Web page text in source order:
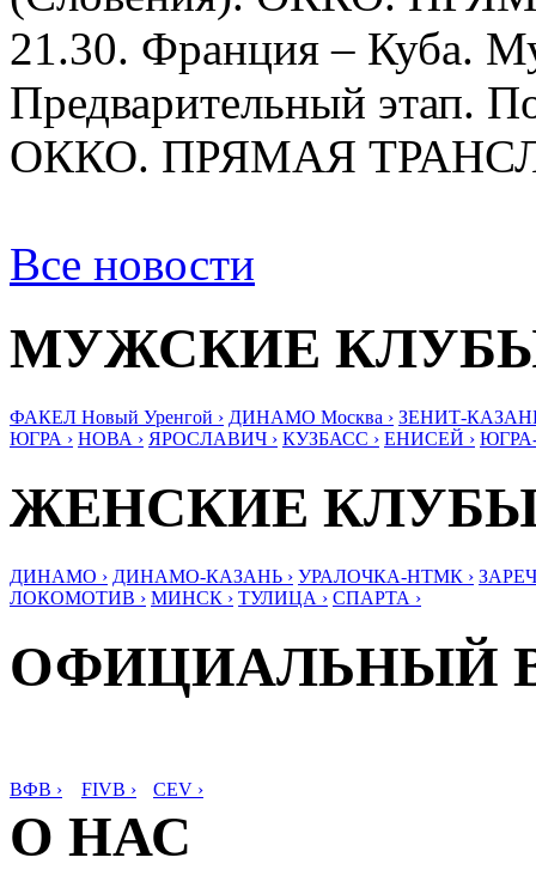
21.30. Франция – Куба.
Предварительный этап.
ОККО. ПРЯМАЯ
Все новости
МУЖСКИЕ
ФАКЕЛ Новый Уренгой › ДИНАМО Москва › ЗЕНИТ-
ЮГРА › НОВА › ЯРОСЛАВИЧ › КУЗБАСС › ЕНИСЕЙ ›
ЖЕНСКИЕ
ДИНАМО › ДИНАМО-КАЗАНЬ › УРАЛОЧКА-НТМК ›
ЛОКОМОТИВ › МИНСК › ТУЛИЦА › СПАРТА ›
ОФИЦИАЛЬНЫЙ
ВФВ › FIVB › CEV ›
О НАС